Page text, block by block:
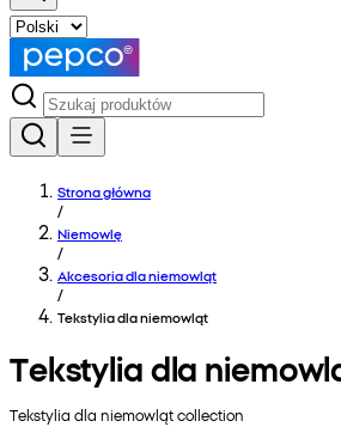
Strona główna
/
Niemowlę
/
Akcesoria dla niemowląt
/
Tekstylia dla niemowląt
Tekstylia dla
Tekstylia dla niemowlątcollection